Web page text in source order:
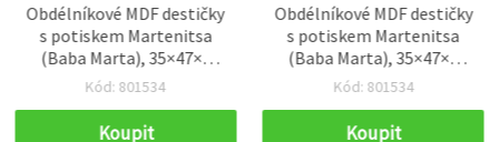
Obdélníkové MDF destičky
s potiskem Martenitsa
(Baba Marta), 35×47×3
mm, mix motivů – 10 ks
Kód: 801534
Koupit
Obdélníkové MDF destičky
s potiskem Martenitsa
(Baba Marta), 35×47×3
mm, mix motivů – 10 ks
Kód: 801534
Koupit